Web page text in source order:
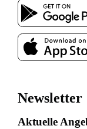
Newsletter
Aktuelle